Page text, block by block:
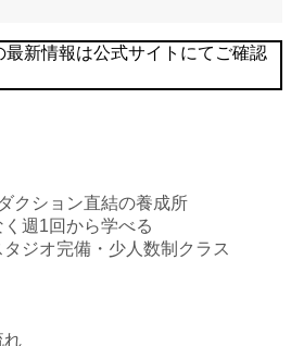
新情報は公式サイトにてご確認
クション直結の養成所
週1回から学べる
ジオ完備・少人数制クラス
れ